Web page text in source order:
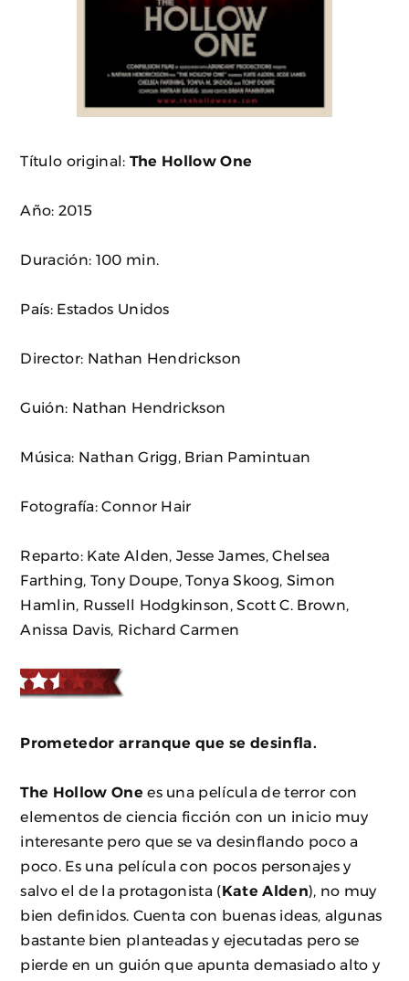
Título original: The Hollow One
Año: 2015
Duración: 100 min.
País: Estados Unidos
Director: Nathan Hendrickson
Guión: Nathan Hendrickson
Música: Nathan Grigg, Brian Pamintuan
Fotografía: Connor Hair
Reparto: Kate Alden, Jesse James, Chelsea
Farthing, Tony Doupe, Tonya Skoog, Simon
Hamlin, Russell Hodgkinson, Scott C. Brown,
Anissa Davis, Richard Carmen
Prometedor arranque que se desinfla.
The Hollow Onees una película de terror con
elementos de ciencia ficción con un inicio muy
interesante pero que se va desinflando poco a
poco. Es una película con pocos personajes y
salvo el de la protagonista (Kate Alden), no muy
bien definidos. Cuenta con buenas ideas, algunas
bastante bien planteadas y ejecutadas pero se
pierde en un guión que apunta demasiado alto y